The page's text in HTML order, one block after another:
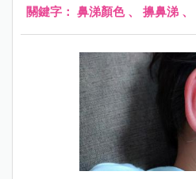
關鍵字： 鼻涕顏色、 擤鼻涕 、